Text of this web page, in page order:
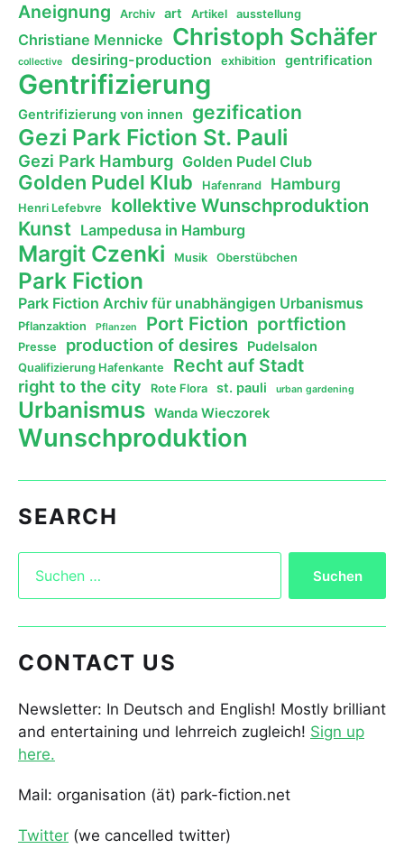
Aneignung Archiv art Artikel ausstellung
Christiane Mennicke Christoph Schäfer
collective desiring-production exhibition gentrification
Gentrifizierung
Gentrifizierung von innen gezification
Gezi Park Fiction St. Pauli
Gezi Park Hamburg Golden Pudel Club
Golden Pudel Klub Hafenrand Hamburg
Henri Lefebvre kollektive Wunschproduktion
Kunst Lampedusa in Hamburg
Margit Czenki Musik Oberstübchen
Park Fiction
Park Fiction Archiv für unabhängigen Urbanismus
Pflanzaktion Pflanzen Port Fiction portfiction
Presse production of desires Pudelsalon
Qualifizierung Hafenkante Recht auf Stadt
right to the city Rote Flora st. pauli urban gardening
Urbanismus Wanda Wieczorek
Wunschproduktion
SEARCH
CONTACT US
Newsletter: In Deutsch and English! Mostly brilliant
and entertaining und lehrreich zugleich! Sign up
here.
Mail: organisation (ät) park-fiction.net
Twitter (we cancelled twitter)